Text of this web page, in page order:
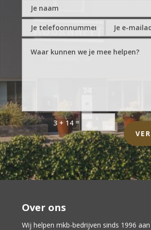
3 + 14 =
Over ons
Wij helpen mkb-bedrijven sinds 1996